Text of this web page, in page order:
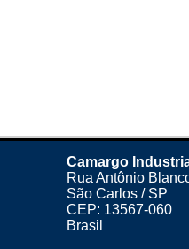
Camargo
Rua Antônio
São Carlos / SP
CEP: 13567-060
Brasil